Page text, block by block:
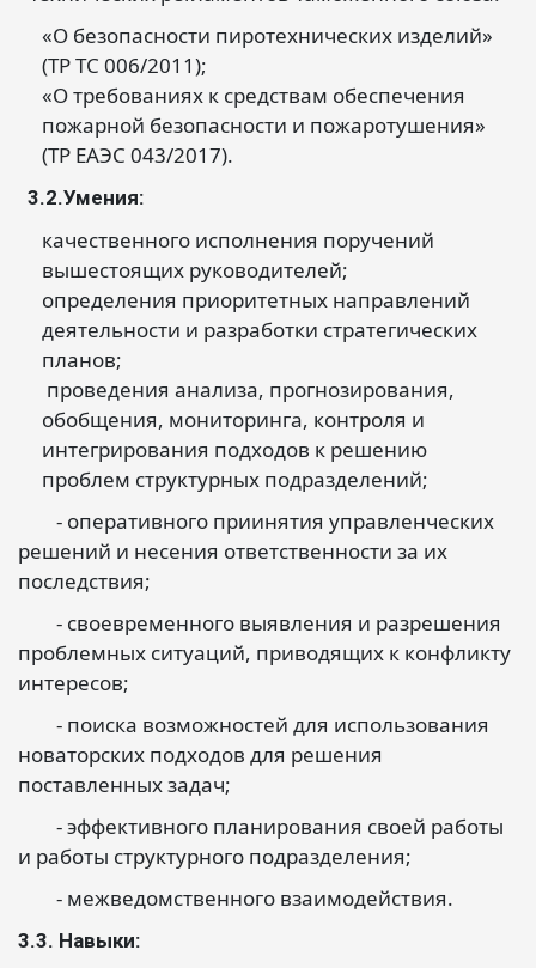
«О безопасности пиротехнических изделий»
(ТР ТС 006/2011);
«О требованиях к средствам обеспечения
пожарной безопасности и пожаротушения»
(ТР ЕАЭС 043/2017).
3.2.Умения:
качественного исполнения поручений
вышестоящих руководителей;
определения приоритетных направлений
деятельности и разработки стратегических
планов;
проведения анализа, прогнозирования,
обобщения, мониторинга, контроля и
интегрирования подходов к решению
проблем структурных подразделений;
- оперативного приинятия управленческих
решений и несения ответственности за их
последствия;
- своевременного выявления и разрешения
проблемных ситуаций, приводящих к конфликту
интересов;
- поиска возможностей для использования
новаторских подходов для решения
поставленных задач;
- эффективного планирования своей работы
и работы структурного подразделения;
- межведомственного взаимодействия.
3.3. Навыки: